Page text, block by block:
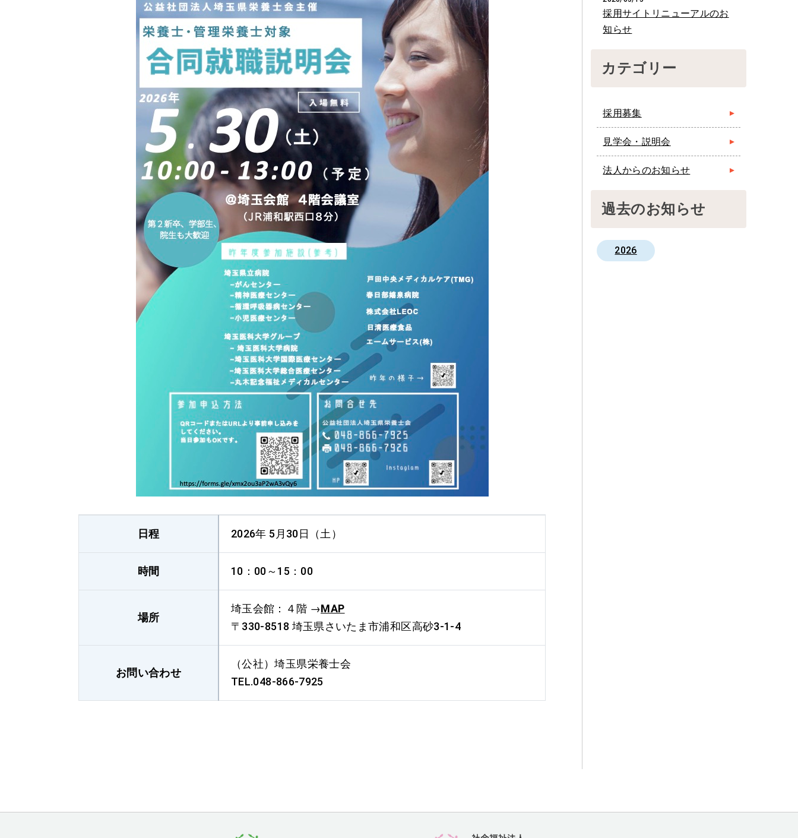
日程 2026年 5月30日（土）
時間 10：00～15：00
場所
埼玉会館：４階 →MAP
〒330-8518 埼玉県さいたま市浦和区高砂3-1-4
お問い合わせ
（公社）埼玉県栄養士会
TEL.048-866-7925
採用サイトリニューアルのお
知らせ
カテゴリー
採用募集
見学会・説明会
法人からのお知らせ
過去のお知らせ
2026